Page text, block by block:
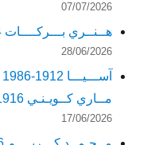
07/07/2026
هــنــري بـــركــــات 1914-1997
28/06/2026
مــاري كــويـنـي 1916-2003
17/06/2026